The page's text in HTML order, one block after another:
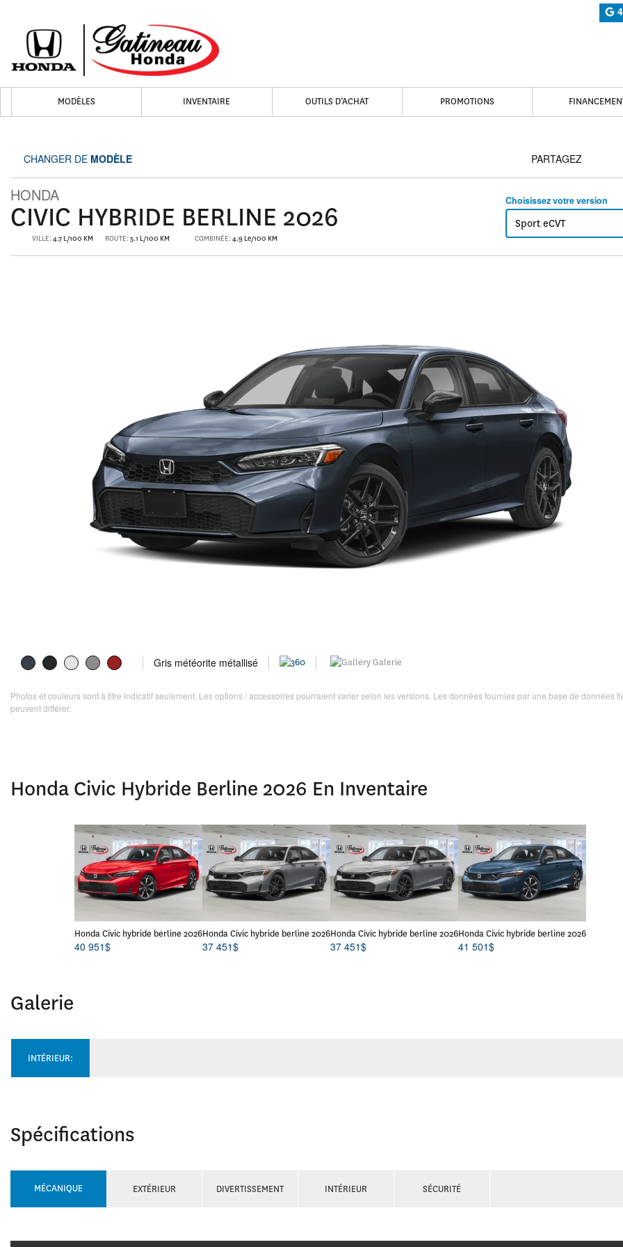
MODÈLES INVENTAIRE OUTILS D’ACHAT PROMOTIONS
CHANGER DE MODÈLE PARTAGEZ
HONDA
CIVIC HYBRIDE BERLINE 2026
VILLE:4.7 L/100 KM ROUTE:5.1 L/100 KM COMBINÉE:4.9 Le/100 KM
Choisissez votre version
Sport eCVT
Gris météorite métallisé Galerie
Photos et couleurs sont à titre indicatif seulement. Les options / accessoires pourraient varier selon les versions. Les données fournies par une base de données
peuvent différer.
Honda Civic Hybride Berline 2026 En Inventaire
Honda Civic hybride berline 2026
40 951$
Honda Civic hybride berline 2026
37 451$
Honda Civic hybride berline 2026
37 451$
Honda Civic hybride berline 2026
41 501$
Galerie
INTÉRIEUR:
Spécifications
MÉCANIQUE EXTÉRIEUR DIVERTISSEMENT INTÉRIEUR SÉCURITÉ